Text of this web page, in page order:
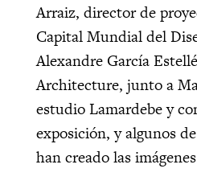
Arraiz, director de
Capital Mundial del
Alexandre García
Architecture, junto a
estudio Lamardebe y
exposición, y algunos
han creado las